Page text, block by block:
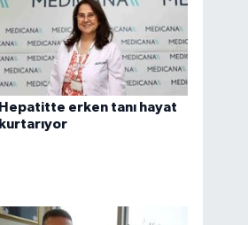
Hepatitte erken tanı hayat
kurtarıyor